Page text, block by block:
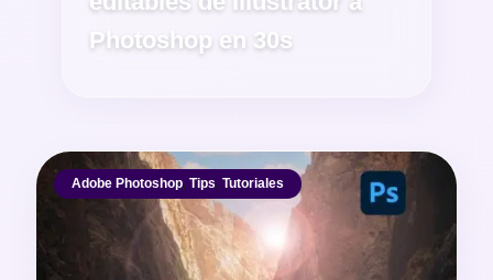
Photoshop en 30s
Adobe Photoshop, Tips, Tutoriales